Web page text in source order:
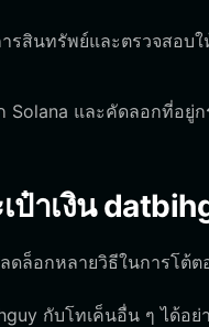
รสินทรัพย์และตรวจสอบใ
Solana และคัดลอกที่อยู่
าเงิน
ดล็อกหลายวิธีในการโต้
กับโทเค็นอื่น ๆ ได้อ